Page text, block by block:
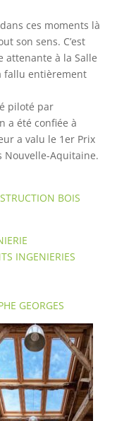
dans ces moments là
son sens. C’est
attenante à la Salle
fallu entièrement
piloté par
a été confiée à
a valu le 1er Prix
Nouvelle-Aquitaine.
BOIS
INGENIERIES
GEORGES